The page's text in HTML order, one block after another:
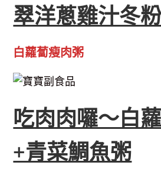
翠洋蔥雞汁冬
白蘿蔔瘦肉粥
吃肉肉囉～白
+青菜鯛魚粥